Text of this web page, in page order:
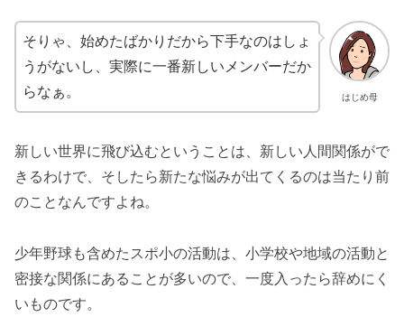
はじめ母
そりゃ、始めたばかりだから下手なのはしょ
うがないし、実際に一番新しいメンバーだか
らなぁ。
新しい世界に飛び込むということは、新しい人間関係がで
きるわけで、そしたら新たな悩みが出てくるのは当たり前
のことなんですよね。
少年野球も含めたスポ小の活動は、小学校や地域の活動と
密接な関係にあることが多いので、一度入ったら辞めにく
いものです。